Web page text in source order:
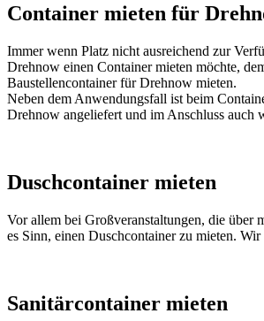
Container mieten für
Immer wenn Platz nicht ausreichend zur
Drehnow einen Container mieten möchte,
Baustellencontainer für Drehnow mieten.
Neben dem Anwendungsfall ist beim
Drehnow angeliefert und im Anschluss auch
Duschcontainer mieten
Vor allem bei Großveranstaltungen, die über
es Sinn, einen Duschcontainer zu mieten.
Sanitärcontainer mieten